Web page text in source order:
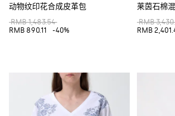
动物纹印花合成皮革包
RMB 1,483.54
RMB 890.11
-40%
莱茵石棉
RMB
RMB